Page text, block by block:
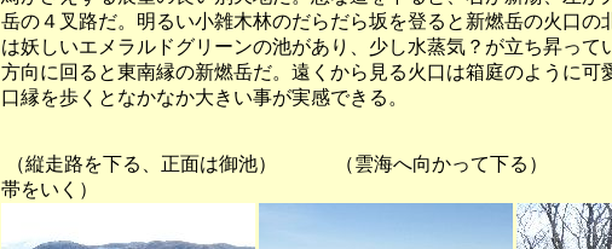
岳の４叉路だ。明るい小雑木林のだらだら坂を登ると新燃岳の火口の
は妖しいエメラルドグリーンの池があり、少し水蒸気？が立ち昇って
方向に回ると東南縁の新燃岳だ。遠くから見る火口は箱庭のように可
口縁を歩くとなかなか大きい事が実感できる。
（縦走路を下る、正面は御池） （雲海へ向かって下る）
帯をいく）